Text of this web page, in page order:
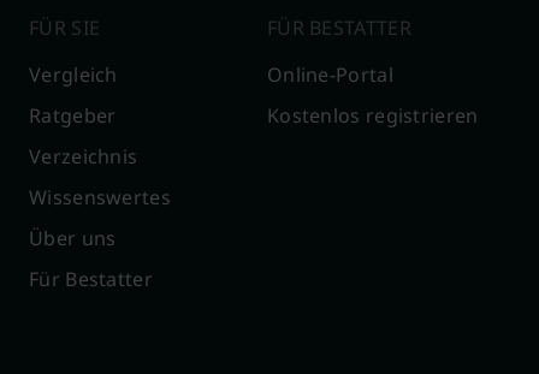
FÜR SIE
Vergleich
Ratgeber
Verzeichnis
Wissenswertes
Über uns
Für Bestatter
FÜR BESTATTER
Online-Portal
Kostenlos registrieren